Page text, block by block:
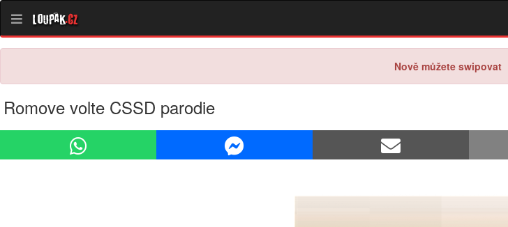
Loupak.cz
Nově můžete swipovat
Romove volte CSSD parodie